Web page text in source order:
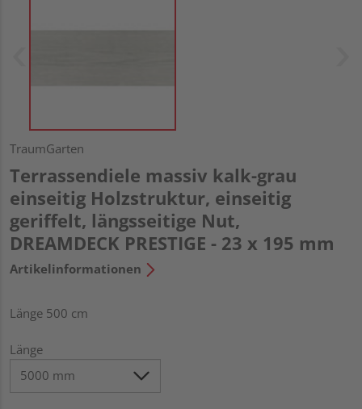
TraumGarten
Terrassendiele massiv kalk-grau
einseitig Holzstruktur, einseitig
geriffelt, längsseitige Nut,
DREAMDECK PRESTIGE - 23 x 195 mm
Artikelinformationen
Länge 500 cm
Länge